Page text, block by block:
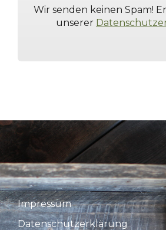
Wir senden keinen Spam!
unserer
Impressum
Datenschutzerklärung